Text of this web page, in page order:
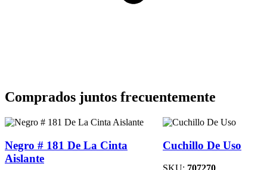
Comprados juntos frecuentemente
Negro # 181 De La Cinta
Aislante
Cuchillo De Uso